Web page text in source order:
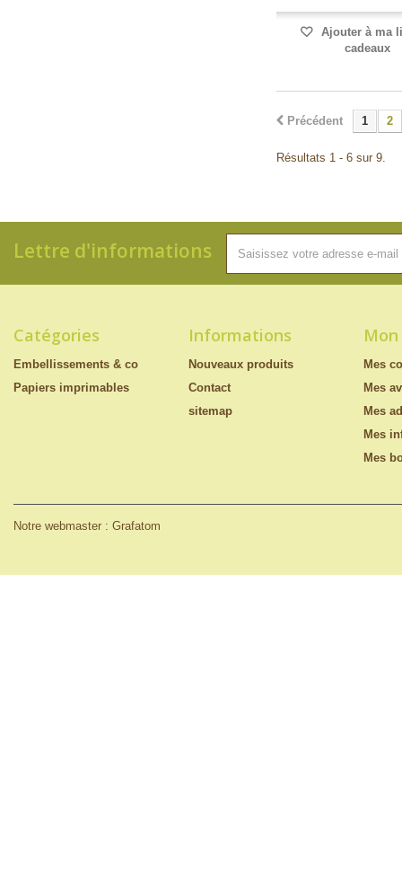
Ajouter à ma
cadeaux
Précédent 1 2
Résultats 1 - 6 sur 9.
Lettre d'informations
Catégories
Embellissements & co
Papiers imprimables
Informations
Nouveaux produits
Contact
sitemap
Notre webmaster : Grafatom
Mes
Mes
Mes
Mes
Mes